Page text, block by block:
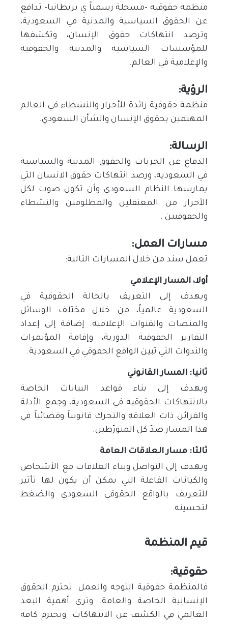
منظمة حقوقية -مسجلة رسمياً ي بريطانيا- تدافع
عن الحقوق السياسية والمدنية في السعودية،
وترصد انتهاكات حقوق الإنسان، وتكشفها
للمؤسسات السياسية والمدنية والحقوقية
والإعلامية في العالم.
الرؤية:
منظمة حقوقية رائدة للأحرار والنشطاء في العالم
المهتمين بحقوق الإنسان والشأن السعودي.
الرسالة:
الدفاع عن الحريات والحقوق المدنية والسياسية
في السعودية، ورصد انتهاكات حقوق الانسان التي
يمارسها النظام السعودي وأن تكون صوت لكل
الأحرار من المعتقلين والمظلومين والنشطاء
والحقوقيين .
مسارات العمل:
تعمل سند من خلال المسارات التالية:
أولا، المسار الإعلامي
ويهدف إلى التعريف بالحالة الحقوقية في
السعودية عالمياً، من خلال مختلف الوسائل
والمنصات والقنوات الإعلامية. إضافة إلى إعداد
التقارير الحقوقية الدورية، وإقامة المؤتمرات
والندوات التي تبين الواقع الحقوقي في السعودية.
ثانيا: المسار القانوني
ويهدف إلى بناء قواعد البيانات الخاصة
بالانتهاكات الحقوقية في السعودية، وجمع الأدلة
والقرائن ذات العلاقة والتحرك قانونياً وقضائياً في
هذا المسار ضدّ كل المتورّطين.
ثالثا: مسار العلاقات العامة
ويهدف إلى التواصل وبناء العلاقات مع الأشخاص
والكيانات الفاعلة التي يمكن أن يكون لها تأثير
للتعريف بالواقع الحقوقي السعودي والضغط
لتحسينه.
قيم المنظمة
حقوقية:
فالمنظمة حقوقية التوجه والعمل. تحترم الحقوق
الإنسانية الخاصة والعامة. وترى أهمية البعد
العالمي في الكشف عن الانتهاكات. وتحترم كافة